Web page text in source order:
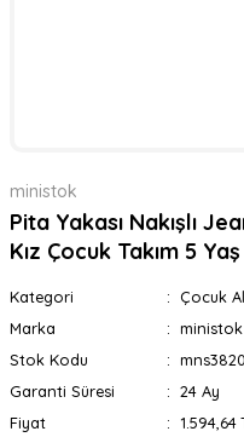
ministok
Pita Yakası Nakışlı
Kız Çocuk Takım 5 Yaş
Kategori
Çocuk
Marka
ministok
Stok Kodu
Garanti Süresi
24 Ay
Fiyat
1.594,64